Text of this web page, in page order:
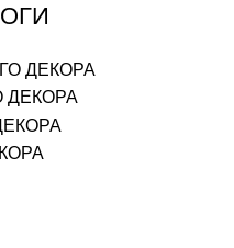
ДЕКОРА